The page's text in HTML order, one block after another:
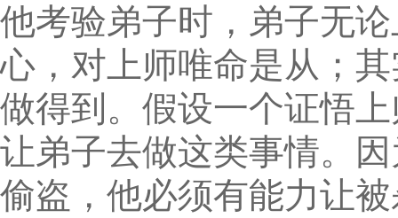
他考验弟子时，弟子无
心，对上师唯命是从；
做得到。假设一个证悟
让弟子去做这类事情。
偷盗，他必须有能力让